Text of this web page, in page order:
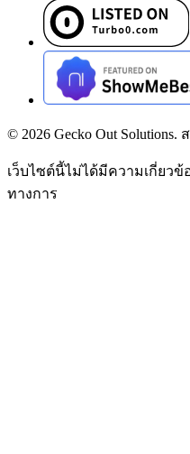
© 2026 Gecko Out
เว็บไซต์นี้ไม่ได้มีความเกี่ยวข้
ทางการ